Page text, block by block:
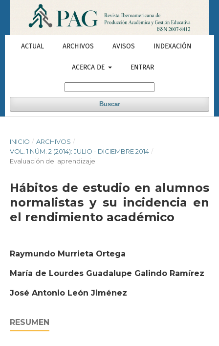
ACTUAL ARCHIVOS AVISOS INDEXACIÓN
ACERCA DE ENTRAR
Buscar
INICIO / ARCHIVOS /
VOL. 1 NÚM. 2 (2014): JULIO - DICIEMBRE 2014 /
Evaluación del aprendizaje
Hábitos de estudio en alumnos
normalistas y su incidencia en
el rendimiento académico
Raymundo Murrieta Ortega
María de Lourdes Guadalupe Galindo Ramírez
José Antonio León Jiménez
RESUMEN